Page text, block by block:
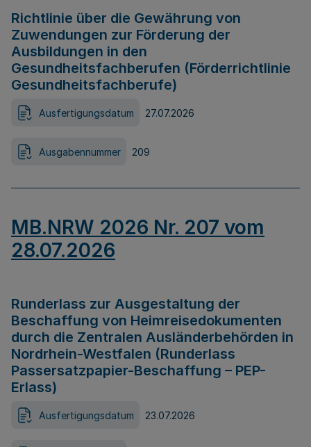
Richtlinie über die Gewährung von
Zuwendungen zur Förderung der
Ausbildungen in den
Gesundheitsfachberufen (Förderrichtlinie
Gesundheitsfachberufe)
Ausfertigungsdatum 27.07.2026
Ausgabennummer 209
MB.NRW 2026 Nr. 207 vom
28.07.2026
Runderlass zur Ausgestaltung der
Beschaffung von Heimreisedokumenten
durch die Zentralen Ausländerbehörden in
Nordrhein-Westfalen (Runderlass
Passersatzpapier-Beschaffung – PEP-
Erlass)
Ausfertigungsdatum 23.07.2026